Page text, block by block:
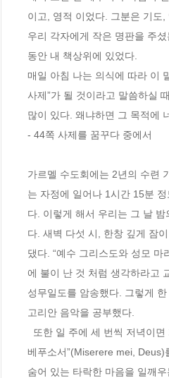
이고, 영적 이었다. 그분은 기도
우리 각자에게 작은 명판을 주
동안 내 책상위에 있었다.
매일 아침 나는 의식에 따라 이
사제”가 될 것이라고 말씀하실
많이 있다. 왜냐하면 그 목적에
- 44쪽 사제를 꿈꾸다 중에서
가르멜 수도회에는 2년의 수련
는 자정에 일어나 1시간 15분
다. 이렇게 해서 우리는 그 날
다. 새벽 다섯 시, 한창 깊게 잠
댔다. “예수 그리스도와 성모
에 불이 난 것 처럼 생각하라고
성무일도를 암송했다. 그렇게
고리안 음악을 공부했다.
베푸소서”(Miserere mei,
숨어 있는 타락한 마음을 일깨